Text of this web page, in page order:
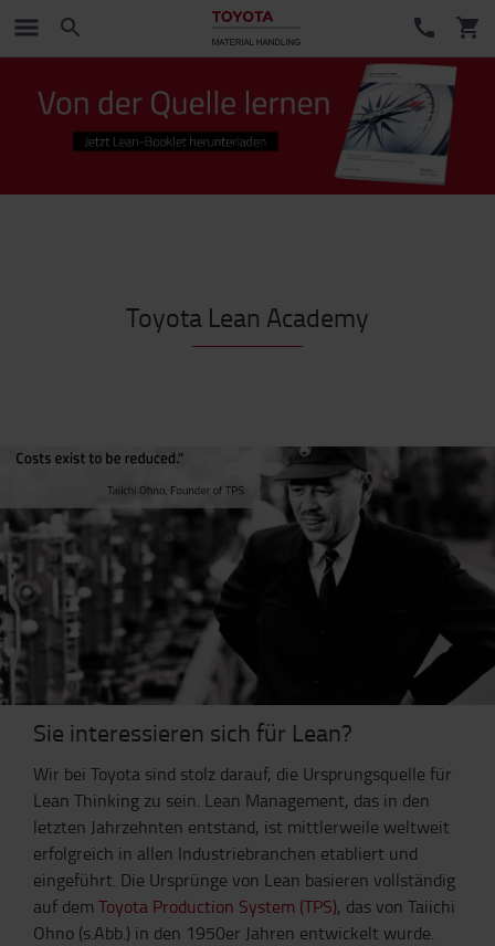
Toyota Lean Academy
Sie interessieren sich für Lean?
Wir bei Toyota sind stolz darauf, die Ursprungsquelle für
Lean Thinking zu sein. Lean Management, das in den
letzten Jahrzehnten entstand, ist mittlerweile weltweit
erfolgreich in allen Industriebranchen etabliert und
eingeführt. Die Ursprünge von Lean basieren vollständig
auf dem Toyota Production System (TPS), das von Taiichi
Ohno (s.Abb.) in den 1950er Jahren entwickelt wurde.